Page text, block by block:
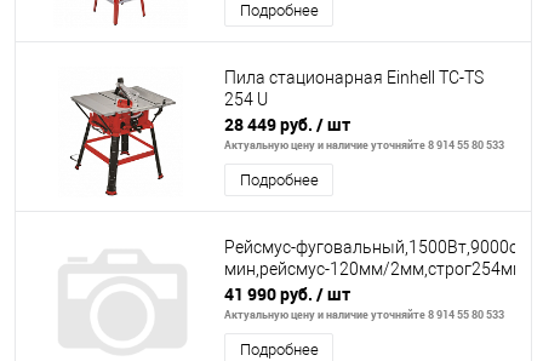
Подробнее
Пила стационарная Einhell TC-TS
254 U
28 449 руб. / шт
Актуальную цену и наличие уточняйте 8 914 55 80 533
Подробнее
Рейсмус-
мин,рейсмус-120мм/2мм,строг254мм/
41 990 руб. / шт
Актуальную цену и наличие уточняйте 8 914 55 80 533
Подробнее